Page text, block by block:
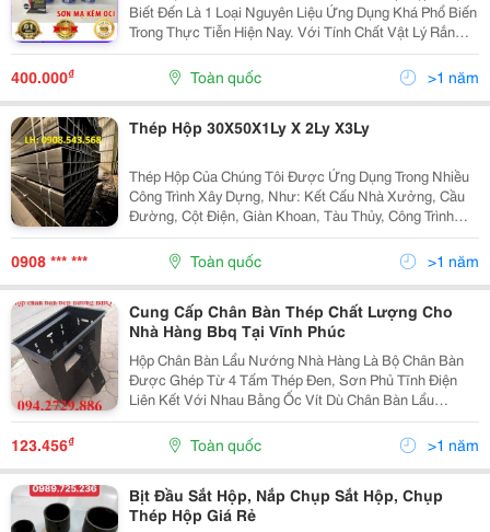
Biết Đến Là 1 Loại Nguyên Liệu Ứng Dụng Khá Phổ Biến
Trong Thực Tiễn Hiện Nay. Với Tính Chất Vật Lý Rắn
Chắc, Có Độ Bền Và Chất Lượng Hoàn Hảo Có Thể
Chịu Lựa Tốt. Tuy Nhiên Ngoài Các Ưu Điểm Tốt...
400.000₫ Toàn quốc >1 năm
Thép Hộp 30X50X1Ly X 2Ly X3Ly
Thép Hộp Của Chúng Tôi Được Ứng Dụng Trong Nhiều
Công Trình Xây Dựng, Như: Kết Cấu Nhà Xưởng, Cầu
Đường, Cột Điện, Giàn Khoan, Tàu Thủy, Công Trình
Nông Nghiệp, Dân Dụng Và Công Nghiệp.ngoài Ra, Sản
Phẩm Của Chúng Tôi Có Đầy Đủ Các Chứng Chỉ Và...
0908 *** *** Toàn quốc >1 năm
Cung Cấp Chân Bàn Thép Chất Lượng Cho
Nhà Hàng Bbq Tại Vĩnh Phúc
Hộp Chân Bàn Lẩu Nướng Nhà Hàng Là Bộ Chân Bàn
Được Ghép Từ 4 Tấm Thép Đen, Sơn Phủ Tĩnh Điện
Liên Kết Với Nhau Bằng Ốc Vít Dù Chân Bàn Lẩu
Nướng Bằng Thép Hộp Có Thể Sử Dụng Cho Các Loại
Mặt Bàn Bằng Inox, Bằng Gỗ, Bằng Mặt Đá &Hellip;
123.456₫ Toàn quốc >1 năm
Bịt Đầu Sắt Hộp, Nắp Chụp Sắt Hộp, Chụp
Thép Hộp Giá Rẻ